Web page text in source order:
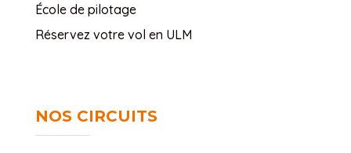
École de pilotage
Réservez votre vol en ULM
NOS CIRCUITS